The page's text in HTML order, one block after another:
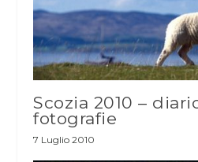
Scozia 2010 –
fotografie
7 Luglio 2010